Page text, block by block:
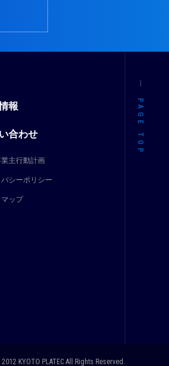
PAGE TOP
報
合わせ
主行動計画
シーポリシー
ップ
KYOTO PLATEC All Rights Reserved.